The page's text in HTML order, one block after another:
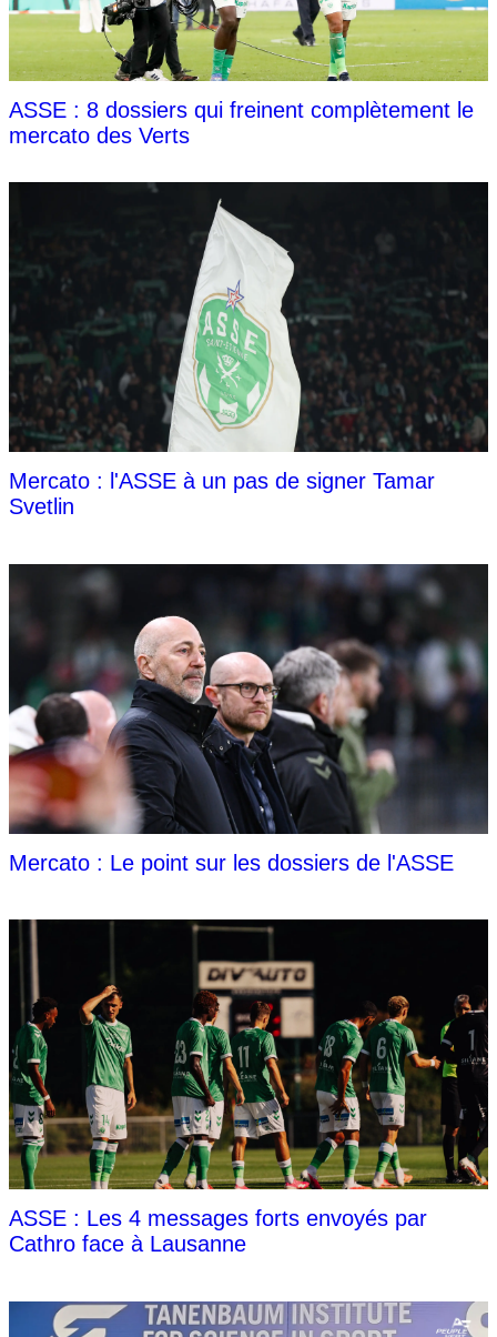
ASSE : 8 dossiers qui freinent complètement le
mercato des Verts
Mercato : l'ASSE à un pas de signer Tamar
Svetlin
Mercato : Le point sur les dossiers de l'ASSE
ASSE : Les 4 messages forts envoyés par
Cathro face à Lausanne